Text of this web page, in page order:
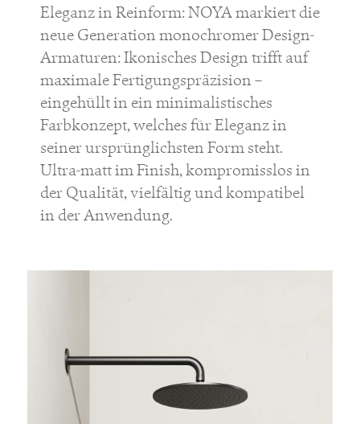
Eleganz in Reinform: NOYA markiert die
neue Generation monochromer Design-
Armaturen: Ikonisches Design trifft auf
maximale Fertigungspräzision –
eingehüllt in ein minimalistisches
Farbkonzept, welches für Eleganz in
seiner ursprünglichsten Form steht.
Ultra-matt im Finish, kompromisslos in
der Qualität, vielfältig und kompatibel
in der Anwendung.